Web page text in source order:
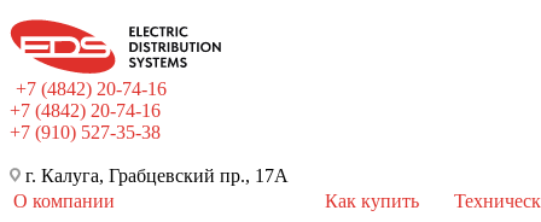
+7 (4842) 20-74-16
+7 (4842) 20-74-16
+7 (910) 527-35-38
г. Калуга, Грабцевский пр., 17А
О компании
Как купить